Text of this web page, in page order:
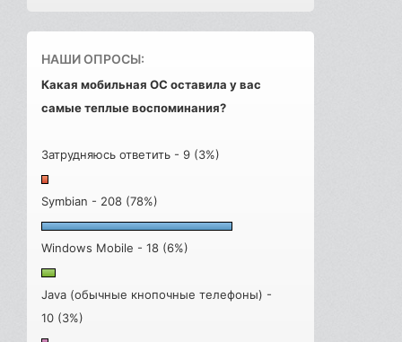
НАШИ ОПРОСЫ:
Какая мобильная ОС оставила у вас
самые теплые воспоминания?
Затрудняюсь ответить - 9 (3%)
Symbian - 208 (78%)
Windows Mobile - 18 (6%)
Java (обычные кнопочные телефоны) -
10 (3%)